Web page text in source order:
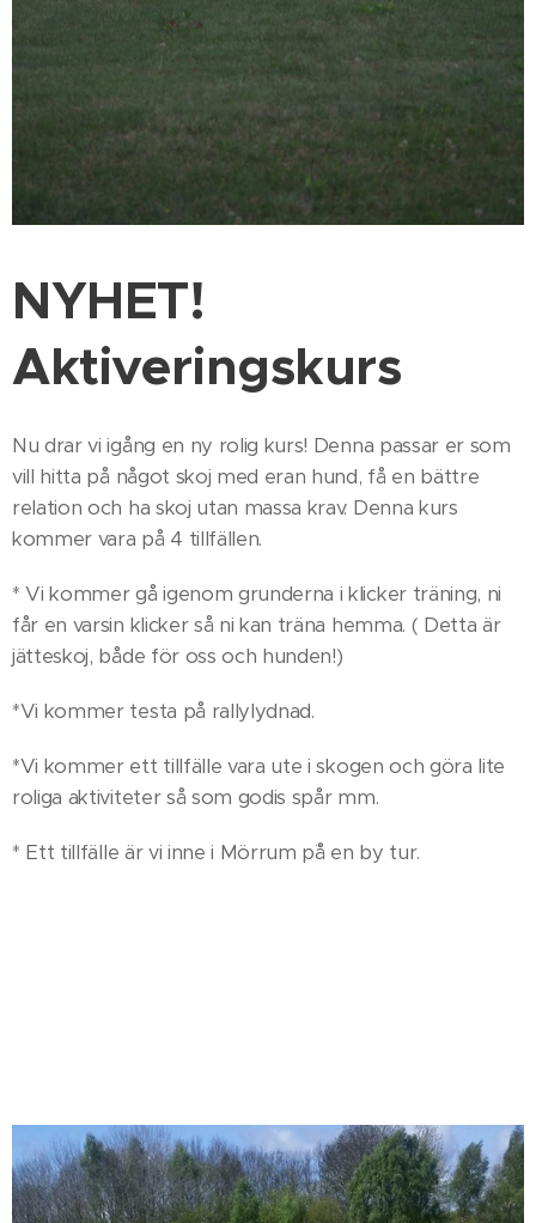
NYHET!
Aktiveringskurs
Nu drar vi igång en ny rolig kurs! Denna passar er som
vill hitta på något skoj med eran hund, få en bättre
relation och ha skoj utan massa krav. Denna kurs
kommer vara på 4 tillfällen.
* Vi kommer gå igenom grunderna i klicker träning, ni
får en varsin klicker så ni kan träna hemma. ( Detta är
jätteskoj, både för oss och hunden!)
*Vi kommer testa på rallylydnad.
*Vi kommer ett tillfälle vara ute i skogen och göra lite
roliga aktiviteter så som godis spår mm.
* Ett tillfälle är vi inne i Mörrum p¨å en by tur.